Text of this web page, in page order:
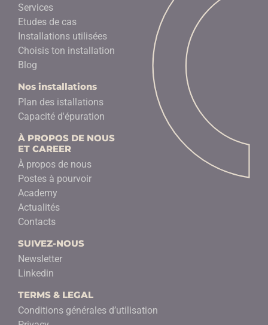
Services
Etudes de cas
Installations utilisées
Choisis ton installation
Blog
Nos installations
Plan des istallations
Capacité d'épuration
À PROPOS DE NOUS
ET CAREER
À propos de nous
Postes à pourvoir
Academy
Actualités
Contacts
SUIVEZ-NOUS
Newsletter
Linkedin
TERMS & LEGAL
Conditions générales d’utilisation